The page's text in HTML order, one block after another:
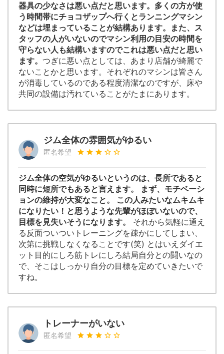
器具の少なさは悪い点だと思います。多くの方が使
う時間帯にチョコザップへ行くとランニングマシン
などは埋まっていることが結構あります。また、ス
タッフの人がいないのでマシン利用の目安の時間を
守らない人も結構いますのでこれは悪い点だと思い
ます。 つぎに悪い点としては、あまり店舗が綺麗で
ないことかと思います。それぞれのマシンは皆さん
が消毒しているのである程度清潔なのですが、床や
共同の設備は汚れていることがたまにあります。
ジム全体の雰囲気がゆるい
匿名希望
ジム全体の空気がゆるいというのは、長所であると
同時に短所でもあると言えます。 まず、モチベーシ
ョンの維持が大変なこと。 この人みたいなムキムキ
になりたい！と思うような先輩がほぼいないので、
目標を見失いそうになります。
それから気軽に通え
る反面ついついトレーニングを疎かにしてしまい、
次第に挑戦しなくなることです(笑) とはいえダイエ
ット目的にしろ筋トレにしろ結局自分との闘いなの
で、そこはしっかり自分の目標を定めていきたいで
すね。
トレーナーがいない
匿名希望